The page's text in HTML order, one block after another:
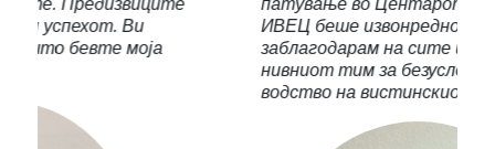
патување во Центарот за едукација
ИВЕЦ беше извонредно и сакам да им се
заблагодарам на сите што се дел од
нивниот тим за безусловна помош и
водство на вистинскиот пат“.